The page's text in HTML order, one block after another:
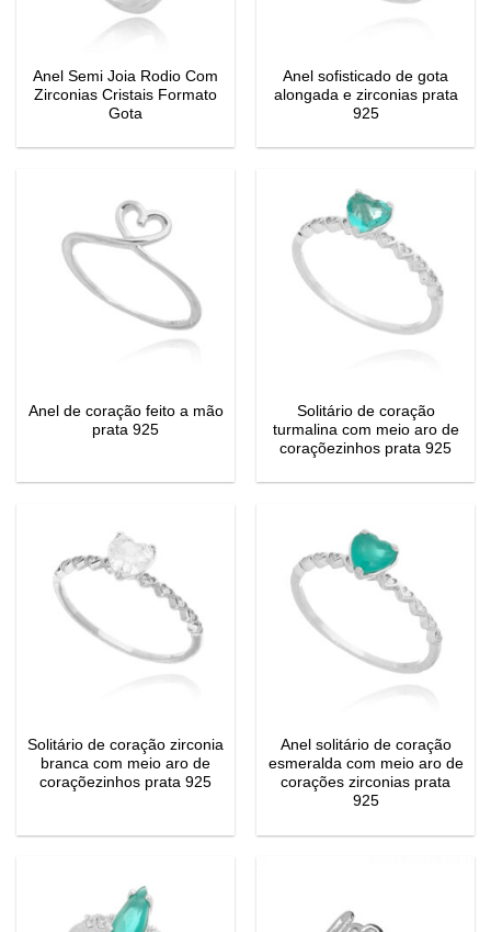
Anel Semi Joia Rodio Com
Zirconias Cristais Formato
Gota
Anel sofisticado de gota
alongada e zirconias prata
925
Anel de coração feito a mão
prata 925
Solitário de coração
turmalina com meio aro de
coraçõezinhos prata 925
Solitário de coração zirconia
branca com meio aro de
coraçõezinhos prata 925
Anel solitário de coração
esmeralda com meio aro de
corações zirconias prata
925